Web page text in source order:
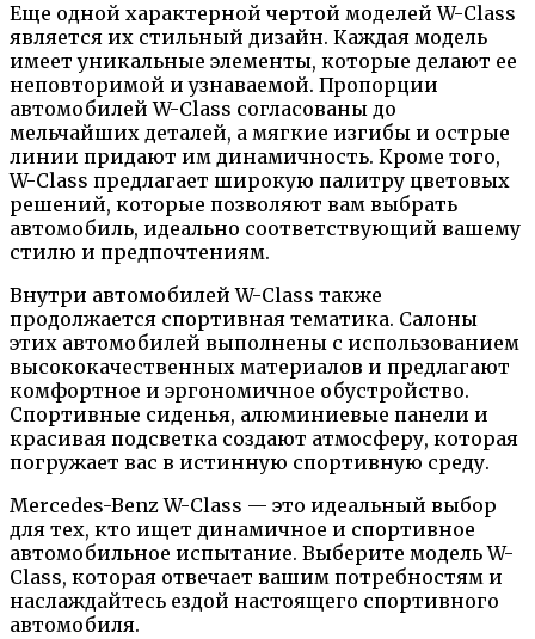
Еще одной характерной чертой моделей W-Class
является их стильный дизайн. Каждая модель
имеет уникальные элементы, которые делают ее
неповторимой и узнаваемой. Пропорции
автомобилей W-Class согласованы до
мельчайших деталей, а мягкие изгибы и острые
линии придают им динамичность. Кроме того,
W-Class предлагает широкую палитру цветовых
решений, которые позволяют вам выбрать
автомобиль, идеально соответствующий вашему
стилю и предпочтениям.
Внутри автомобилей W-Class также
продолжается спортивная тематика. Салоны
этих автомобилей выполнены с использованием
высококачественных материалов и предлагают
комфортное и эргономичное обустройство.
Спортивные сиденья, алюминиевые панели и
красивая подсветка создают атмосферу, которая
погружает вас в истинную спортивную среду.
Mercedes-Benz W-Class — это идеальный выбор
для тех, кто ищет динамичное и спортивное
автомобильное испытание. Выберите модель W-
Class, которая отвечает вашим потребностям и
наслаждайтесь ездой настоящего спортивного
автомобиля.